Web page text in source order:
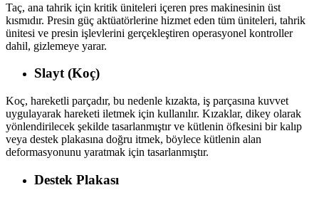
Taç, ana tahrik için kritik üniteleri içeren pres makinesinin üst
kısmıdır. Presin güç aktüatörlerine hizmet eden tüm üniteleri, tahrik
ünitesi ve presin işlevlerini gerçekleştiren operasyonel kontroller
dahil, gizlemeye yarar.
Slayt (Koç)
Koç, hareketli parçadır, bu nedenle kızakta, iş parçasına kuvvet
uygulayarak hareketi iletmek için kullanılır. Kızaklar, dikey olarak
yönlendirilecek şekilde tasarlanmıştır ve kütlenin öfkesini bir kalıp
veya destek plakasına doğru itmek, böylece kütlenin alan
deformasyonunu yaratmak için tasarlanmıştır.
Destek Plakası